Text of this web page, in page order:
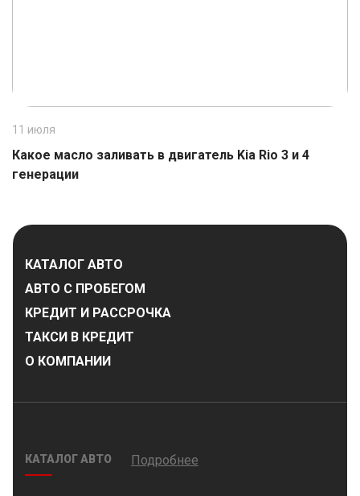
11 июля
Какое масло заливать в двигатель Kia Rio 3 и 4
генерации
КАТАЛОГ АВТО
АВТО С ПРОБЕГОМ
КРЕДИТ И РАССРОЧКА
ТАКСИ В КРЕДИТ
О КОМПАНИИ
КАТАЛОГ АВТО Подробнее